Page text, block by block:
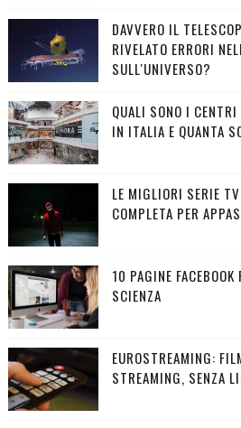
DAVVERO IL
RIVELATO ERRORI
SULL'UNIVERSO?
QUALI SONO I
IN ITALIA E QUANTA
LE MIGLIORI SERIE
COMPLETA PER
10 PAGINE
SCIENZA
EUROSTREAMING:
STREAMING, SENZA